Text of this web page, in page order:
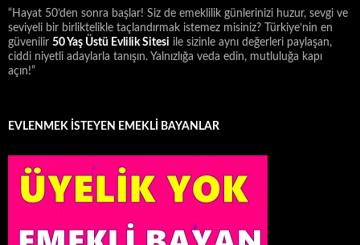
“Hayat 50’den sonra başlar! Siz de emeklilik günlerinizi huzur, sevgi ve
seviyeli bir birliktelikle taçlandırmak istemez misiniz? Türkiye’nin en
güvenilir 50 Yaş Üstü Evlilik Sitesi ile sizinle aynı değerleri paylaşan,
ciddi niyetli adaylarla tanışın. Yalnızlığa veda edin, mutluluğa kapı
açın!”
EVLENMEK İSTEYEN EMEKLİ BAYANLAR